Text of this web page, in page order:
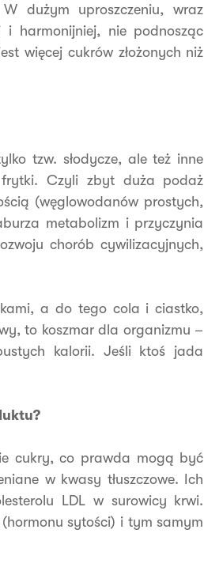
dużym uproszczeniu, wraz
i harmonijniej, nie podnosząc
więcej cukrów złożonych niż
tzw. słodycze, ale też inne
frytki. Czyli zbyt duża podaż
(węglowodanów prostych,
metabolizm i przyczynia
chorób cywilizacyjnych,
a do tego cola i ciastko,
to koszmar dla organizmu –
kalorii. Jeśli ktoś jada
cukry, co prawda mogą być
w kwasy tłuszczowe. Ich
LDL w surowicy krwi.
sytości) i tym samym